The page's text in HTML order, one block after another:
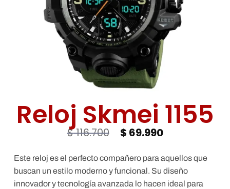
Reloj Skmei 1155
$116.700 $ 69.990
Este reloj es el perfecto compañero para aquellos que
buscan un estilo moderno y funcional. Su diseño
innovador y tecnología avanzada lo hacen ideal para